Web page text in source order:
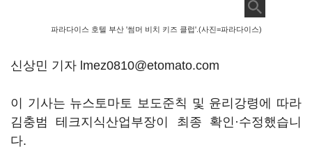
파라다이스 호텔 부산 '썸머 비치 키즈 클럽'.(사진=파라다이스)
신상민 기자 lmez0810@etomato.com
이 기사는 뉴스토마토 보도준칙 및 윤리강령에 따라
김충범 테크지식산업부장이 최종 확인·수정했습니
다.